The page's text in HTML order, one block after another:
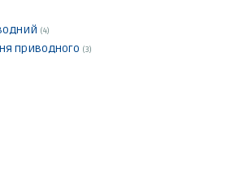
(4)
приводного (3)